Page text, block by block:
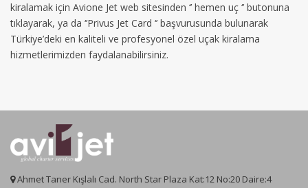
kiralamak için Avione Jet web sitesinden ‘’ hemen uç ‘’ butonuna
tıklayarak, ya da ‘’Privus Jet Card ‘’ başvurusunda bulunarak
Türkiye’deki en kaliteli ve profesyonel özel uçak kiralama
hizmetlerimizden faydalanabilirsiniz.
Ahmet Taner Kışlalı Cad. North Star Plaza Kat:12 No:20 Daire:4